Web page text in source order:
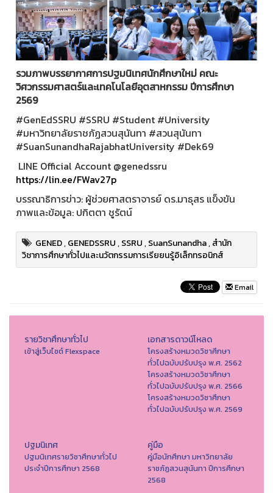
รวมภาพบรรยากาศการปฐมนิเทศนักศึกษาใหม่ คณะ
วิศวกรรมศาสตร์และเทคโนโลยีอุตสาหกรรม ปีการศึกษา
2569
#GenEdSSRU #SSRU #Student #University
#มหาวิทยาลัยราชภัฏสวนสุนันทา #สวนสุนันทา
#SuanSunandhaRajabhatUniversity #Dek69
LINE Official Account @genedssru
https://lin.ee/FWav27p
บรรณาธิการข่าว: ผู้ช่วยศาสตราจารย์ ดร.มาธุสร แข็งขัน
ภาพและข้อมูล: ปกิตตา ชูรัตน์
GENED,GENEDSSRU,SSRU,SuanSunandha,สำนัก
วิชาการศึกษาทั่วไปและนวัตกรรมการเรียยนรู้อิเล็กทรอนิกส์
Email
รายวิชาศึกษาทั่วไป
เข้าสู่เว็บไซต์ Flexspace
เอกสารดาวน์โหลด
โครงสร้างหมวดวิชาศึกษา
ทั่วไปฉบับปรับปรุง พ.ศ. 2562
โครงสร้างหมวดวิชาศึกษา
ทั่วไปฉบับปรับปรุง พ.ศ. 2566
โครงสร้างหมวดวิชาศึกษา
ทั่วไปฉบับปรับปรุง พ.ศ. 2569
ปฐมนิเทศ
ปฐมนิเทศรายวิชาศึกษาทั่วไป
ประจำปีการศึกษา 2568
คู่มือ
คู่มือนักศึกษา มหาวิทยาลัย
ราชภัฏสวนสุนันทา ปีการศึกษา
2568